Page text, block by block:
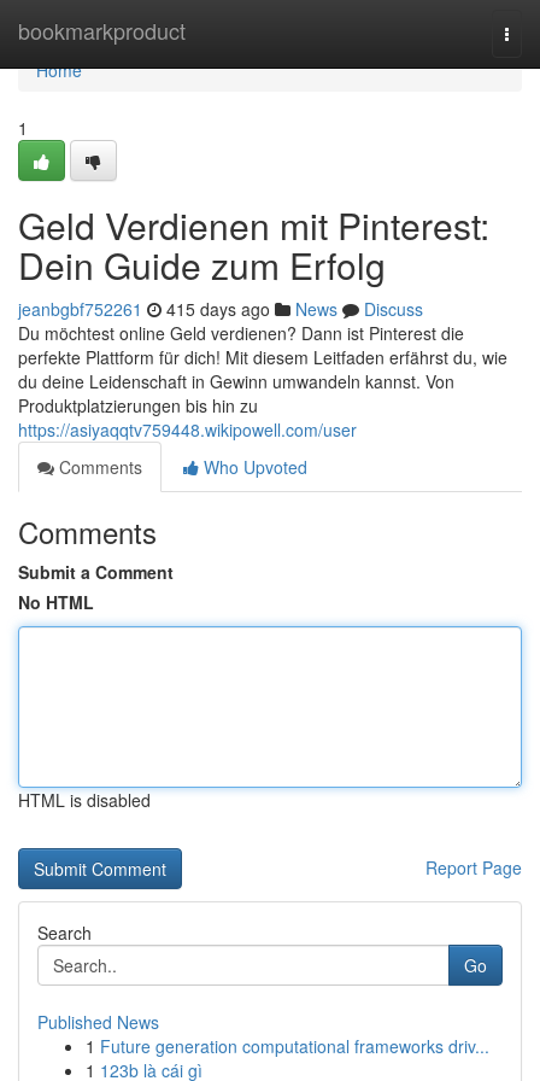
bookmarkproduct
Home
Home
1
Geld Verdienen mit Pinterest:
Dein Guide zum Erfolg
jeanbgbf752261 415 days ago News
Discuss
Du möchtest online Geld verdienen? Dann ist Pinterest die
perfekte Plattform für dich! Mit diesem Leitfaden erfährst du, wie
du deine Leidenschaft in Gewinn umwandeln kannst. Von
Produktplatzierungen bis hin zu
https://asiyaqqtv759448.wikipowell.com/user
Comments
Who Upvoted
Comments
Submit a Comment
No HTML
HTML is disabled
Report Page
Search
Go
Published News
1 Future generation computational frameworks driv...
1 123b là cái gì